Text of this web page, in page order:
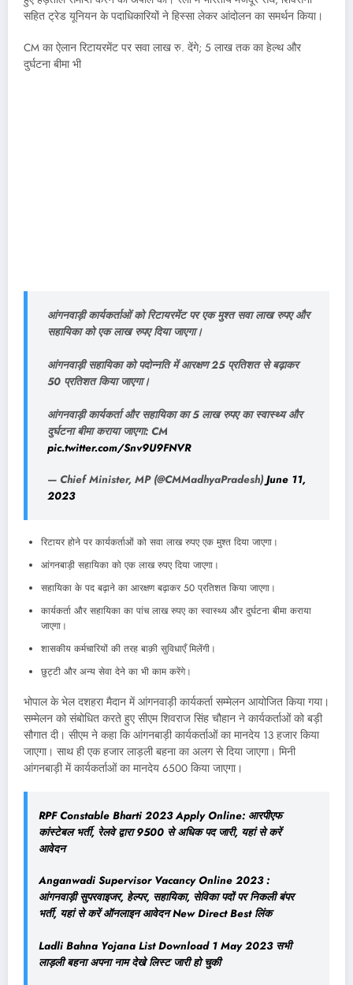
सहित ट्रेड यूनियन के पदाधिकारियों ने हिस्सा लेकर आंदोलन का समर्थन किया।
CM का ऐलान रिटायरमेंट पर सवा लाख रु. देंगे; 5 लाख तक का हेल्थ और
दुर्घटना बीमा भी
आंगनवाड़ी कार्यकर्ताओं को रिटायरमेंट पर एक मुश्त सवा लाख रुपए और
सहायिका को एक लाख रुपए दिया जाएगा।
आंगनवाड़ी सहायिका को पदोन्नति में आरक्षण 25 प्रतिशत से बढ़ाकर
50 प्रतिशत किया जाएगा।
आंगनवाड़ी कार्यकर्ता और सहायिका का 5 लाख रुपए का स्वास्थ्य और
दुर्घटना बीमा कराया जाएगा: CM
pic.twitter.com/Snv9U9FNVR
— Chief Minister, MP (@CMMadhyaPradesh) June 11,
2023
रिटायर होने पर कार्यकर्ताओं को सवा लाख रुपए एक मुश्त दिया जाएगा।
आंगनबाड़ी सहायिका को एक लाख रुपए दिया जाएगा।
सहायिका के पद बढ़ाने का आरक्षण बढ़ाकर 50 प्रतिशत किया जाएगा।
कार्यकर्ता और सहायिका का पांच लाख रुपए का स्वास्थ्य और दुर्घटना बीमा कराया
जाएगा।
शासकीय कर्मचारियों की तरह बाक़ी सुविधाएँ मिलेंगी।
छुट्टी और अन्य सेवा देने का भी काम करेंगे।
भोपाल के भेल दशहरा मैदान में आंगनवाड़ी कार्यकर्ता सम्मेलन आयोजित किया गया।
सम्मेलन को संबोधित करते हुए सीएम शिवराज सिंह चौहान ने कार्यकर्ताओं को बड़ी
सौगात दी। सीएम ने कहा कि आंगनबाड़ी कार्यकर्ताओं का मानदेय 13 हजार किया
जाएगा। साथ ही एक हजार लाड़ली बहना का अलग से दिया जाएगा। मिनी
आंगनबाड़ी में कार्यकर्ताओं का मानदेय 6500 किया जाएगा।
RPF Constable Bharti 2023 Apply Online: आरपीएफ
कांस्टेबल भर्ती, रेलवे द्वारा 9500 से अधिक पद जारी, यहां से करें
आवेदन
Anganwadi Supervisor Vacancy Online 2023 :
आंगनवाड़ी सुपरवाइजर, हेल्पर, सहायिका, सेविका पदों पर निकली बंपर
भर्ती, यहां से करें ऑनलाइन आवेदन New Direct Best लिंक
Ladli Bahna Yojana List Download 1 May 2023 सभी
लाड़ली बहना अपना नाम देखे लिस्ट जारी हो चुकी